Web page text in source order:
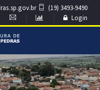
(19) 3493-9490
Login